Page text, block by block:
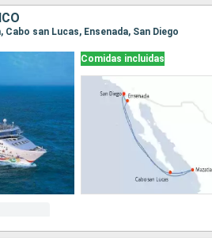
san Lucas, Ensenada, San Diego
Comidas incluidas